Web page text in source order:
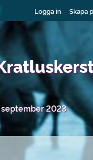
Logga in Skapa
2023